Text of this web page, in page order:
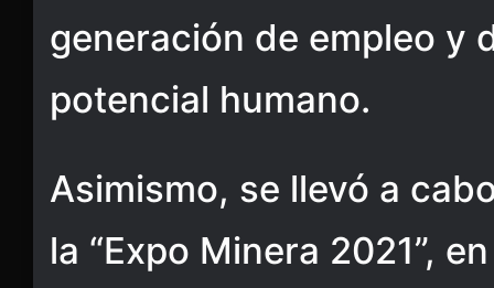
generación de empleo y
potencial humano.
Asimismo, se llevó a
la “Expo Minera 2021”,